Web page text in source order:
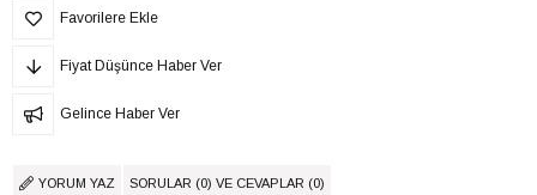
Favorilere Ekle
Fiyat Düşünce Haber Ver
Gelince Haber Ver
YORUM YAZ SORULAR (0) VE CEVAPLAR (0)